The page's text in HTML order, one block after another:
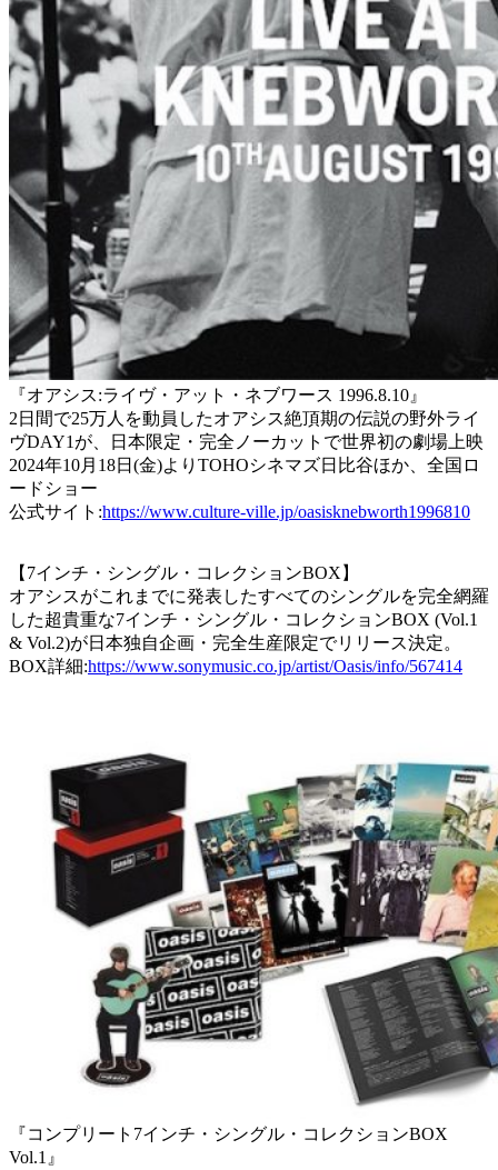
『オアシス:ライヴ・アット・ネブワース 1996.8.10』
2日間で25万人を動員したオアシス絶頂期の伝説の野外ライ
ヴDAY1が、日本限定・完全ノーカットで世界初の劇場上映
2024年10月18日(金)よりTOHOシネマズ日比谷ほか、全国ロ
ードショー
公式サイト:https://www.culture-ville.jp/oasisknebworth1996810
【7インチ・シングル・コレクションBOX】
オアシスがこれまでに発表したすべてのシングルを完全網羅
した超貴重な7インチ・シングル・コレクションBOX (Vol.1
& Vol.2)が日本独自企画・完全生産限定でリリース決定。
BOX詳細:https://www.sonymusic.co.jp/artist/Oasis/info/567414
『コンプリート7インチ・シングル・コレクションBOX
Vol.1』